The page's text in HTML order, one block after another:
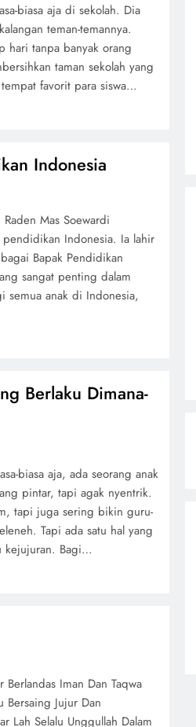
biasa aja di sekolah. Dia
teman-temannya.
hari tanpa banyak orang
taman sekolah yang
favorit para siswa…
Indonesia
Mas Soewardi
Indonesia. Ia lahir
Bapak Pendidikan
sangat penting dalam
semua anak di Indonesia,
Berlaku Dimana-
biasa aja, ada seorang anak
pintar, tapi agak nyentrik.
tapi juga sering bikin guru-
Tapi ada satu hal yang
kejujuran. Bagi…
Iman Dan Taqwa
Bersaing Jujur Dan
Lah Selalu Unggullah Dalam